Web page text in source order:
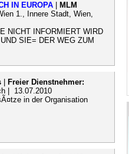
IN EUROPA
MLM
1., Innere Stadt, Wien,
NICHT INFORMIERT WIRD
SIE= DER WEG ZUM
Freier Dienstnehmer:
| 13.07.2010
in der Organisation